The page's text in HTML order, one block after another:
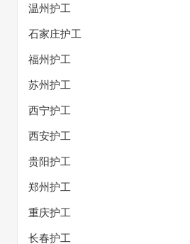
温州护工
石家庄护工
福州护工
苏州护工
西宁护工
西安护工
贵阳护工
郑州护工
重庆护工
长春护工